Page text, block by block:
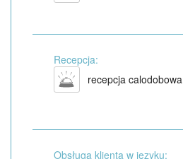
Recepcja:
recepcja calodobowa
Obsługa klienta w języku: